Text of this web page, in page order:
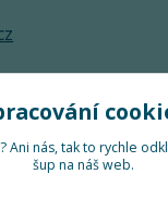
Ani nás, tak to rychle
šup na náš web.